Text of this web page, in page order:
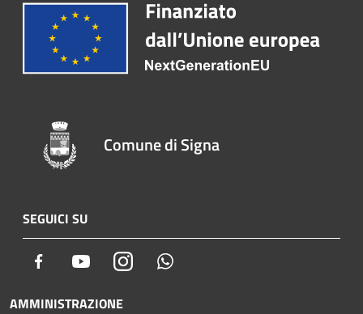
Comune di Signa
SEGUICI SU
Facebook YoutubeInstagram
AMMINISTRAZIONE